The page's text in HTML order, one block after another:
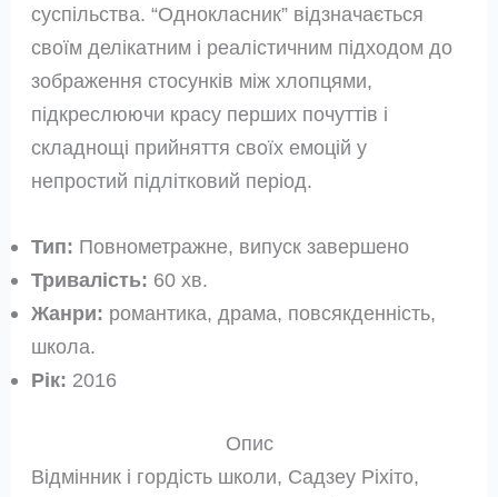
суспільства. “Однокласник” відзначається
своїм делікатним і реалістичним підходом до
зображення стосунків між хлопцями,
підкреслюючи красу перших почуттів і
складнощі прийняття своїх емоцій у
непростий підлітковий період.
Тип: Повнометражне, випуск завершено
Тривалість: 60 хв.
Жанри: романтика, драма, повсякденність,
школа.
Рік: 2016
Опис
Відмінник і гордість школи, Садзеу Ріхіто,